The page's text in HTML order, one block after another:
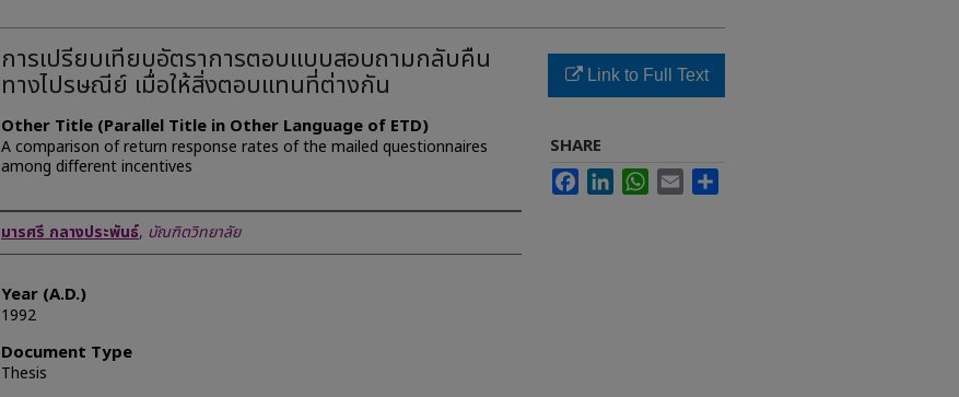
การเปรียบเทียบอัตราการตอบแบบสอบถามกลับคืน
ทางไปรษณีย์ เมื่อให้สิ่งตอบแทนที่ต่างกัน
Other Title (Parallel Title in Other Language of ETD)
A comparison of return response rates of the mailed questionnaires
among different incentives
Author
มารศรี กลางประพันธ์, บัณฑิตวิทยาลัย
Year (A.D.)
1992
Document Type
Thesis
Link to Full Text
SHARE
FacebookLinkedInWhatsApp
Email